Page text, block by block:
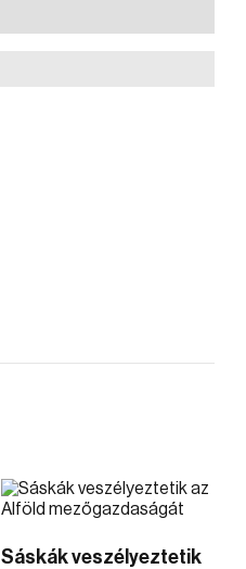
Sáskák veszélyeztetik